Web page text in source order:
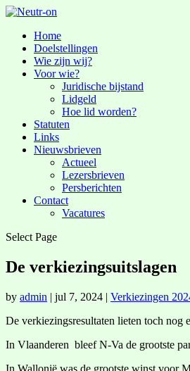
Home
Doelstellingen
Wie zijn wij?
Voor wie?
Juridische bijstand
Lidgeld
Hoe lid worden?
Statuten
Links
Nieuwsbrieven
Actueel
Lezersbrieven
Persberichten
Contact
Vacatures
Select Page
De verkiezingsuitslagen
by admin | jul 7, 2024 | Verkiezingen
De verkiezingsresultaten lieten toch nog
In Vlaanderen bleef N-Va de grootste
In Wallonië was de grootste winst voor